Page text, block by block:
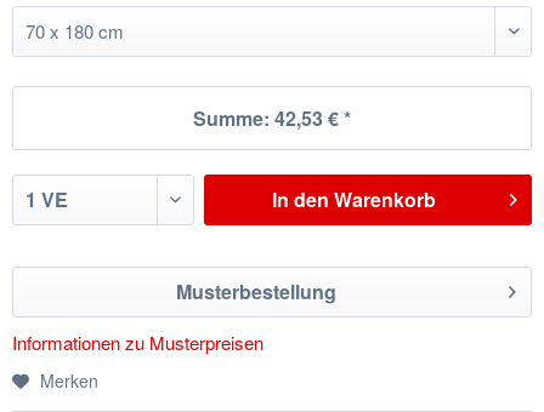
Summe: 42,53 €*
In den Warenkorb
Musterbestellung
Informationen zu Musterpreisen
Merken